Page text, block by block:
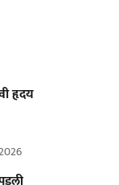
हृदय